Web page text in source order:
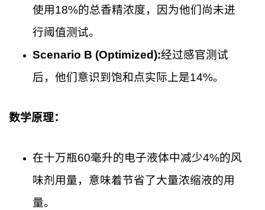
使用18%的总香精浓度，因为他们尚未进
行阈值测试。
Scenario B (Optimized):经过感官测试
后，他们意识到饱和点实际上是14%。
数学原理：
在十万瓶60毫升的电子液体中减少4%的风
味剂用量，意味着节省了大量浓缩液的用
量。